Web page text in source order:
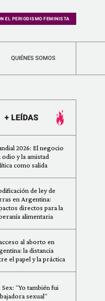
EL PERIODISMO FEMINISTA
QUIÉNES SOMOS
+ LEÍDAS
2026: El negocio
odio y la amistad
como salida
de ley de
en Argentina:
directos para la
alimentaria
al aborto en
la distancia
el papel y la práctica
Sex: "Yo también fui
sexual"